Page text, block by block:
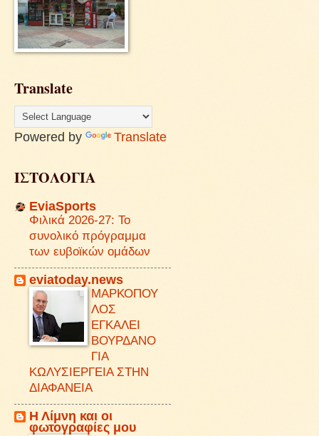
Translate
Powered by Translate
ΙΣΤΟΛΟΓΙΑ
EviaSports
Φιλικά 2026-27: Το
συνολικό πρόγραμμα
των ευβοϊκών ομάδων
eviatoday.news
ΜΑΡΚΟΠΟΥ
ΛΟΣ
ΕΓΚΑΛΕΙ
ΒΟΥΡΔΑΝΟ
ΓΙΑ
ΚΩΛΥΣΙΕΡΓΕΙΑ ΣΤΗΝ
ΔΙΑΦΑΝΕΙΑ
Η Λίμνη και οι
φωτογραφίες μου